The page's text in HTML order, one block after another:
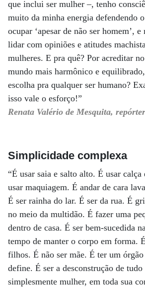
que inclui ser mulher –, tenho
muito da minha energia defendendo
ocupar ‘apesar de não ser homem’, e
lidar com opiniões e atitudes
mulheres. E pra quê? Por acreditar
mundo mais harmônico e
escolha pra qualquer ser humano?
isso vale o esforço!”
Renata Valério de Mesquita,
Simplicidade complexa
“É usar saia e salto alto. É usar
usar maquiagem. É andar de cara
É ser rainha do lar. É ser da rua. É
no meio da multidão. É fazer uma
dentro de casa. É ser bem-sucedida
tempo de manter o corpo em forma.
filhos. É não ser mãe. É ter um
define. É ser a desconstrução de
simplesmente mulher, em toda sua